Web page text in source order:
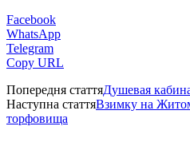
Facebook
WhatsApp
Telegram
Copy URL
Попередня статтяДушевая
Наступна статтяВзимку на
торфовища